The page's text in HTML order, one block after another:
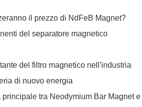
il prezzo di NdFeB Magnet?
del separatore magnetico
del filtro magnetico nell'industria
di nuovo energia
tra Neodymium Bar Magnet e